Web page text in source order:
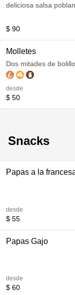
deliciosa salsa
$ 90
Molletes
Dos mitades de bolillo
oaxaca gratinado
desde
$ 50
Snacks
Papas a la
desde
$ 55
Papas Gajo
desde
$ 60